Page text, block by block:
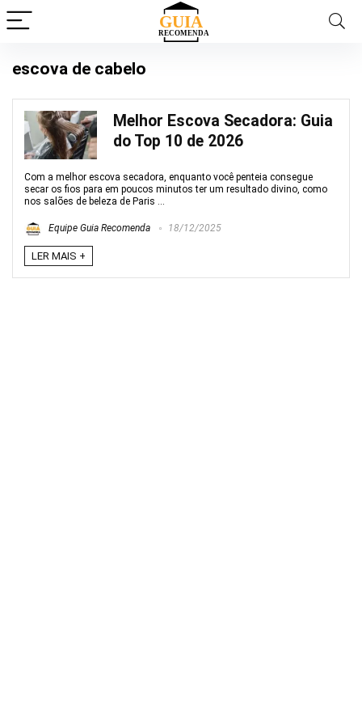
escova de cabelo
Melhor Escova Secadora: Guia
do Top 10 de 2026
Com a melhor escova secadora, enquanto você penteia consegue
secar os fios para em poucos minutos ter um resultado divino, como
nos salões de beleza de Paris ...
Equipe Guia Recomenda 18/12/2025
LER MAIS +